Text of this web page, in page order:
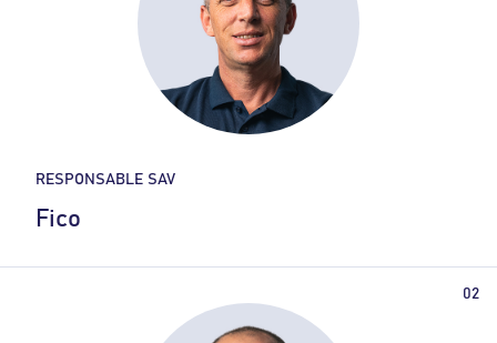
RESPONSABLE SAV
Fico